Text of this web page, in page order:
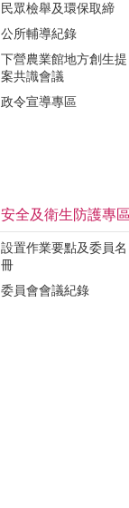
民眾檢舉及環保取締
公所輔導紀錄
下營農業館地方創生提
案共識會議
政令宣導專區
安全及衛生防護專區
設置作業要點及委員名
冊
委員會會議紀錄